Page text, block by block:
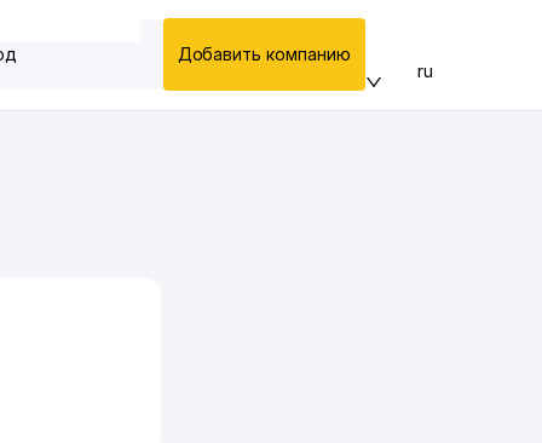
Добавить компанию
ru